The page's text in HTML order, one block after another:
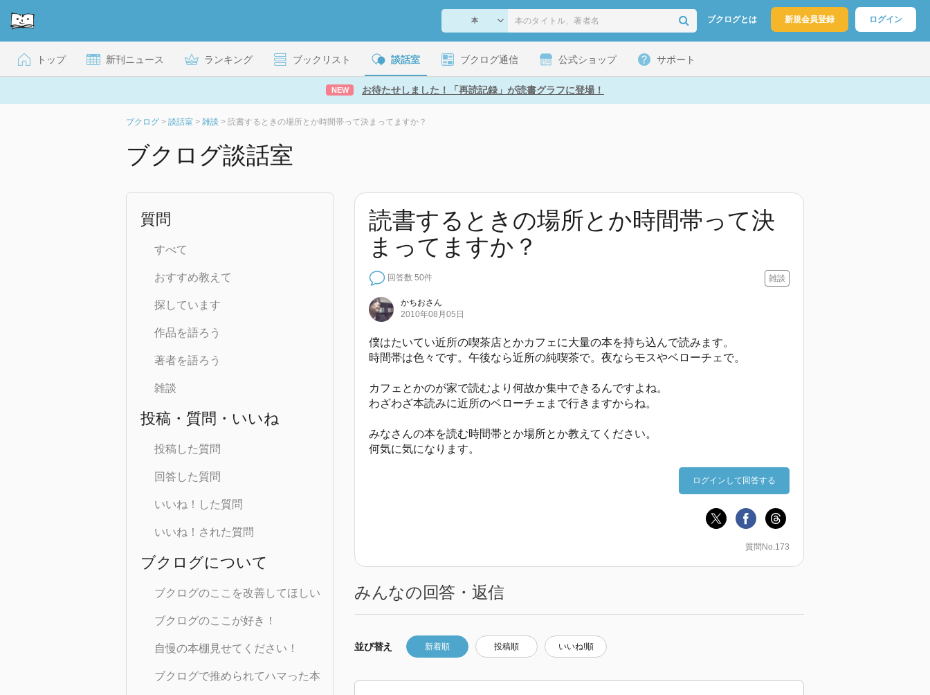
ブクログとは 新規会員登録 ログイン
トップ 新刊ニュース ランキング ブックリスト 談話室 ブクログ通信 公式ショップ サポート
NEW お待たせしました！「再読記録」が読書グラフに登場！
ブクログ > 談話室 > 雑談 > 読書するときの場所とか時間帯って決まってますか？
ブクログ談話室
質問
すべて
おすすめ教えて
探しています
作品を語ろう
著者を語ろう
雑談
投稿・質問・いいね
投稿した質問
回答した質問
いいね！した質問
いいね！された質問
ブクログについて
ブクログのここを改善してほしい
ブクログのここが好き！
自慢の本棚見せてください！
ブクログで推められてハマった本
読書するときの場所とか時間帯って決
まってますか？
回答数 50件 雑談
かちおさん
2010年08月05日
僕はたいてい近所の喫茶店とかカフェに大量の本を持ち込んで読みます。
時間帯は色々です。午後なら近所の純喫茶で。夜ならモスやベローチェで。
カフェとかのが家で読むより何故か集中できるんですよね。
わざわざ本読みに近所のベローチェまで行きますからね。
みなさんの本を読む時間帯とか場所とか教えてください。
何気に気になります。
ログインして回答する
質問No.173
みんなの回答・返信
並び替え 新着順 投稿順 いいね!順